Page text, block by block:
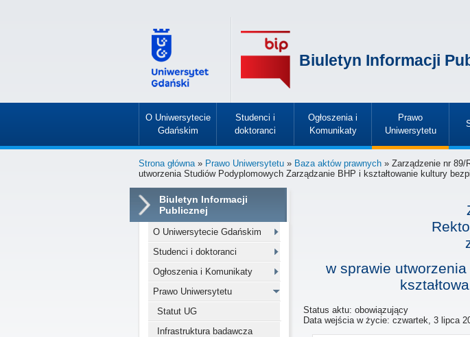
Biuletyn Informacji
O Uniwersytecie
Gdańskim
»
Studenci i
doktoranci
»
Ogłoszenia i
Komunikaty
»
Prawo
Uniwersytetu
»
Strona główna» Prawo Uniwersytetu » Baza aktów prawnych » Zarządzenie nr 89/
utworzenia Studiów Podyplomowych Zarządzanie BHP i kształtowanie kultury
Biuletyn Informacji
Publicznej
O Uniwersytecie Gdańskim
Studenci i doktoranci
Ogłoszenia i Komunikaty
Prawo Uniwersytetu
Statut UG
Infrastruktura badawcza
w sprawie
Status aktu: obowiązujący
Data wejścia w życie: czwartek, 3 lipca